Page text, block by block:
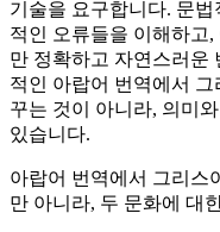
기술을 요구합니다. 문
적인 오류들을 이해하고
만 정확하고 자연스러운
적인 아랍어 번역에서
꾸는 것이 아니라, 의미
있습니다.
아랍어 번역에서 그리스
만 아니라, 두 문화에 대